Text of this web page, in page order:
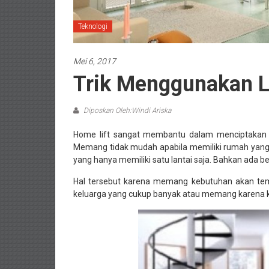
Teknologi
Mei 6, 2017
Trik Menggunakan
Diposkan Oleh:Windi Ariska
Home lift sangat membantu dalam
Memang tidak mudah apabila memiliki rumah
yang hanya memiliki satu lantai saja. Bahkan ada
Hal tersebut karena memang kebutuhan akan
keluarga yang cukup banyak atau memang